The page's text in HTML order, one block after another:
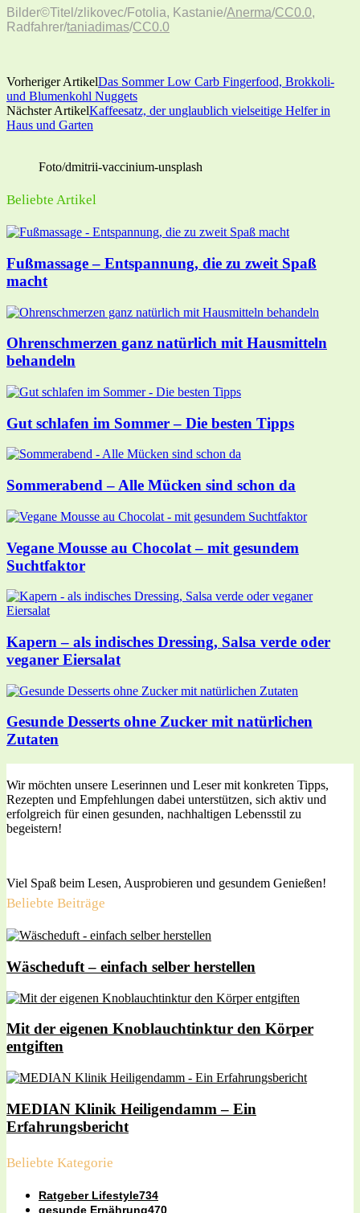
Bilder©Titel/zlikovec/Fotolia, Kastanie/Anerma/CC0.0,
Radfahrer/taniadimas/CC0.0
Vorheriger ArtikelDas Sommer Low Carb Fingerfood, Brokkoli-
und Blumenkohl Nuggets
Nächster ArtikelKaffeesatz, der unglaublich vielseitige Helfer in
Haus und Garten
Foto/dmitrii-vaccinium-unsplash
Beliebte Artikel
Fußmassage – Entspannung, die zu zweit Spaß
macht
Ohrenschmerzen ganz natürlich mit Hausmitteln
behandeln
Gut schlafen im Sommer – Die besten Tipps
Sommerabend – Alle Mücken sind schon da
Vegane Mousse au Chocolat – mit gesundem
Suchtfaktor
Kapern – als indisches Dressing, Salsa verde oder
veganer Eiersalat
Gesunde Desserts ohne Zucker mit natürlichen
Zutaten
Wir möchten unsere Leserinnen und Leser mit konkreten Tipps,
Rezepten und Empfehlungen dabei unterstützen, sich aktiv und
erfolgreich für einen gesunden, nachhaltigen Lebensstil zu
begeistern!
Viel Spaß beim Lesen, Ausprobieren und gesundem Genießen!
Beliebte Beiträge
Wäscheduft – einfach selber herstellen
Mit der eigenen Knoblauchtinktur den Körper
entgiften
MEDIAN Klinik Heiligendamm – Ein
Erfahrungsbericht
Beliebte Kategorie
Ratgeber Lifestyle734
gesunde Ernährung470